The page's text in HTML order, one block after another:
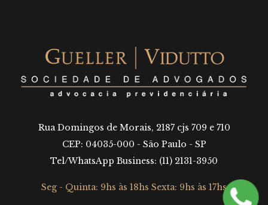
Rua Domingos de Morais, 2187 cjs 709 e 710
CEP: 04035-000 - São Paulo - SP
Tel/WhatsApp Business: (11) 2131-3950
Seg - Quinta: 9hs às 18hs Sexta: 9hs às 17hs